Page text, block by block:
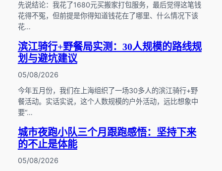
先说结论：我花了1680元买搬家打包服务，最后觉得这笔钱
花得不冤，但前提是你得知道钱花在了哪里、什么情况下该
花…
滨江骑行+野餐局实测：30人规模的路线规
划与避坑建议
05/08/2026
今年五月份，我们在上海组织了一场30多人的滨江骑行+野
餐活动。实话实说，这个人数规模的户外活动，远比想象中
要“…
城市夜跑小队三个月跟跑感悟：坚持下来
的不止是体能
05/08/2026